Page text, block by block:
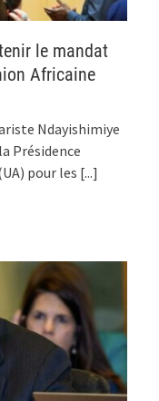
le mandat
Africaine
Ndayishimiye
Présidence
pour les [...]